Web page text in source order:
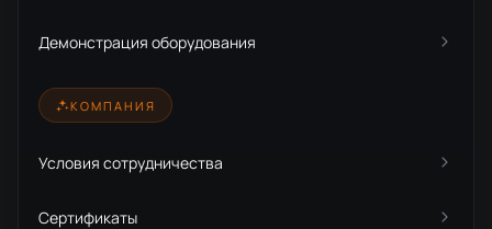
Демонстрация оборудования
КОМПАНИЯ
Условия сотрудничества
Сертификаты